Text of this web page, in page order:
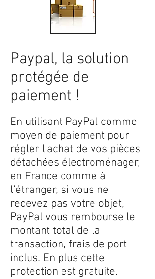
Paypal, la solution
protégée de
paiement !
En utilisant PayPal comme
moyen de paiement pour
régler l'achat de vos pièces
détachées électroménager,
en France comme à
l’étranger, si vous ne
recevez pas votre objet,
PayPal vous rembourse le
montant total de la
transaction, frais de port
inclus. En plus cette
protection est gratuite.